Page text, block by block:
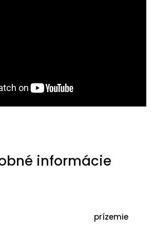
informácie
prízemie